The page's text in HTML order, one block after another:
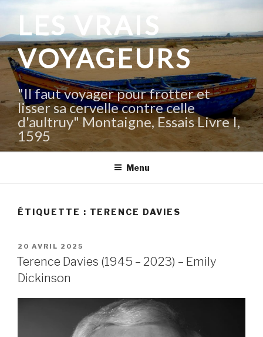
contenu
principal
LES VRAIS
VOYAGEURS
"Il faut voyager pour frotter et
lisser sa cervelle contre celle
d'aultruy" Montaigne, Essais Livre I,
1595
Menu
ÉTIQUETTE : TERENCE DAVIES
PUBLIÉ
LE
20 AVRIL 2025
Terence Davies (1945 – 2023) – Emily
Dickinson